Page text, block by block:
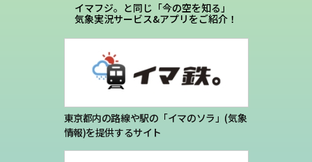
イマフジ。と同じ「今の空を知る」
気象実況サービス&アプリをご紹介！
東京都内の路線や駅の「イマのソラ」(気象
情報)を提供するサイト